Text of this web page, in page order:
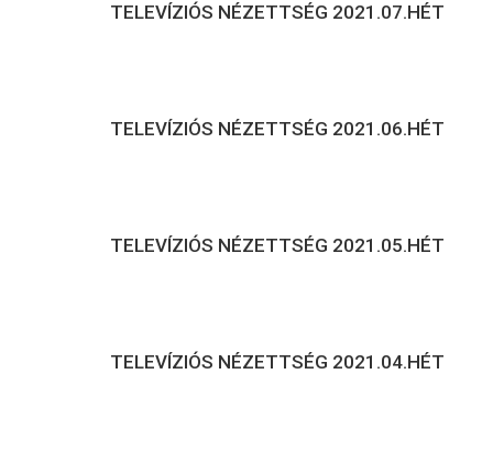
TELEVÍZIÓS NÉZETTSÉG 2021.07.HÉT
TELEVÍZIÓS NÉZETTSÉG 2021.06.HÉT
TELEVÍZIÓS NÉZETTSÉG 2021.05.HÉT
TELEVÍZIÓS NÉZETTSÉG 2021.04.HÉT